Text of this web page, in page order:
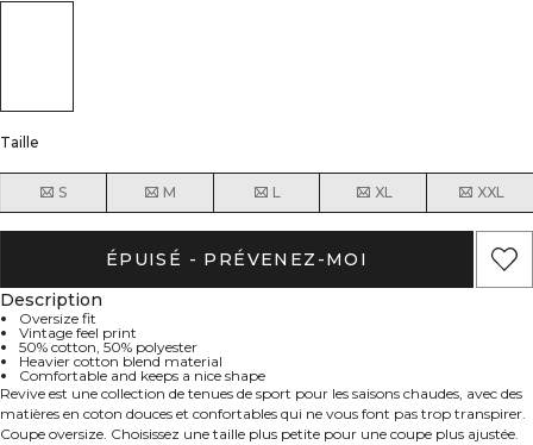
Taille
S M L XL XXL
ÉPUISÉ - PRÉVENEZ-MOI
Description
Oversize fit
Vintage feel print
50% cotton, 50% polyester
Heavier cotton blend material
Comfortable and keeps a nice shape
Revive est une collection de tenues de sport pour les saisons chaudes, avec des
matières en coton douces et confortables qui ne vous font pas trop transpirer.
Coupe oversize. Choisissez une taille plus petite pour une coupe plus ajustée.